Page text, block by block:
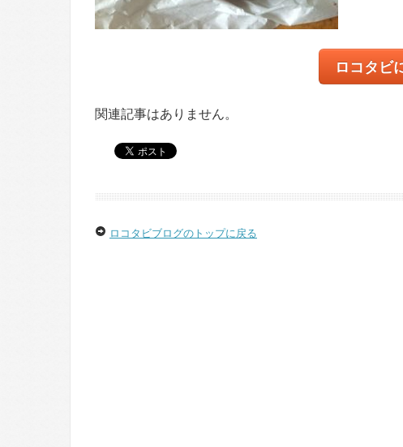
ロコタビ
関連記事はありません。
ロコタビブログのトップに戻る